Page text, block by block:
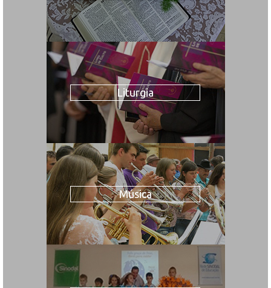
Liturgia
Música